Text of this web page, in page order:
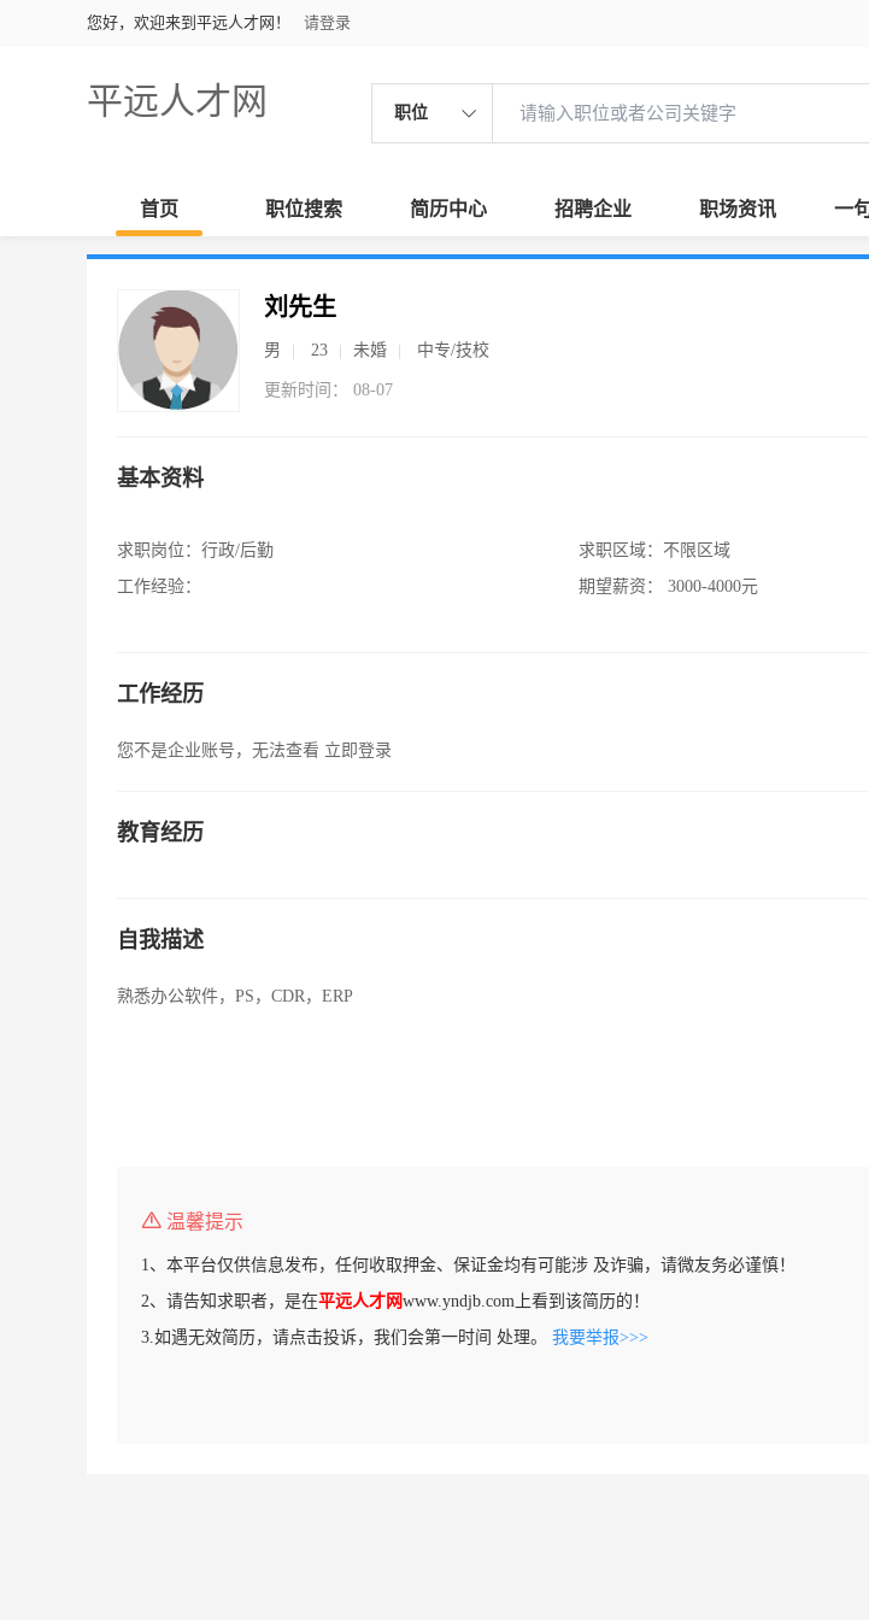
您好，欢迎来到平远人才网！ 请登录
平远人才网 职位
首页 职位搜索 简历中心 招聘企业 职场资讯 一
刘先生
男 23 未婚 中专/技校
更新时间： 08-07
基本资料
求职岗位： 行政/后勤
工作经验：
求职区域： 不限区域
期望薪资：
3000-4000元
工作经历
您不是企业账号，无法查看 立即登录
教育经历
自我描述
熟悉办公软件，PS，CDR，ERP
温馨提示
1、本平台仅供信息发布，任何收取押金、保证金均有可能涉 及诈骗，请微友务必谨慎！
2、请告知求职者，是在平远人才网www.yndjb.com上看到该简历的！
3.如遇无效简历，请点击投诉，我们会第一时间 处理。 我要举报>>>